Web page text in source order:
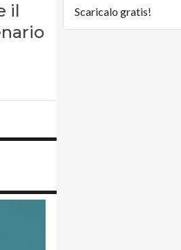
il
Scaricalo gratis!